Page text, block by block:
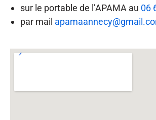
sur le portable de l’APAMA au 06
par mail